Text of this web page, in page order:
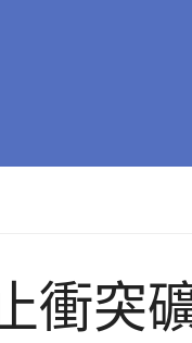
衝突